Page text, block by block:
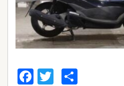
Facebook
Twitter